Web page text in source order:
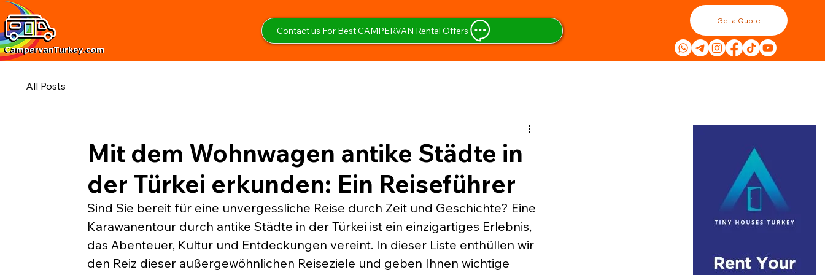
Contact us For Best CAMPERVAN Rental Offers
Get a Quote
All Posts
Mit dem Wohnwagen antike Städte in
der Türkei erkunden: Ein Reiseführer
Sind Sie bereit für eine unvergessliche Reise durch Zeit und Geschichte? Eine
Karawanentour durch antike Städte in der Türkei ist ein einzigartiges Erlebnis,
das Abenteuer, Kultur und Entdeckungen vereint. In dieser Liste enthüllen wir
den Reiz dieser außergewöhnlichen Reiseziele und geben Ihnen wichtige